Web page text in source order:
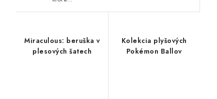
Miraculous: beruška v
plesových šatech
Kolekcia plyšových
Pokémon Ballov